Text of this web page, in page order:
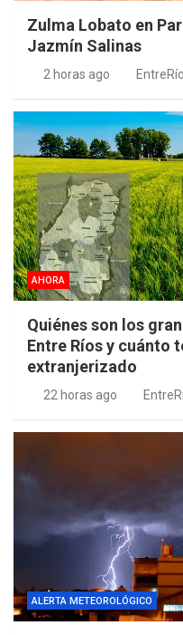
Zulma Lobato en
Jazmín Salinas
2 horas ago
AHORA
Quiénes son los
Entre Ríos y cuánto
extranjerizado
22 horas ago
ALERTA METEOROLÓGICO